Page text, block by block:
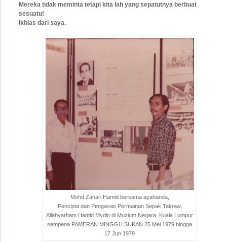
Mereka tidak meminta tetapi kita lah yang sepatutnya berbuat
sesuatu!
Ikhlas dari saya.
Mohd Zahari Hamid bersama ayahanda,
Pencipta dan Pengasas Permainan Sepak Takraw,
Allahyarham Hamid Mydin di Muzium Negara, Kuala Lumpur
sempena PAMERAN MINGGU SUKAN 25 Mei 1979 hingga
17 Jun 1979